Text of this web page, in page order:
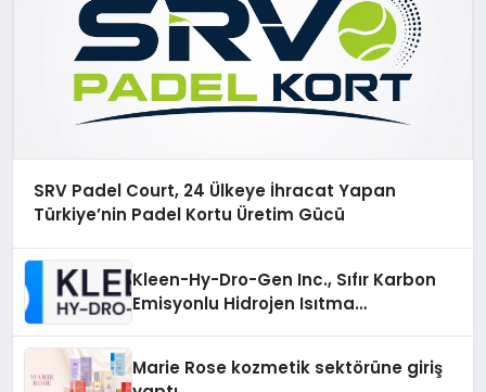
SRV Padel Court, 24 Ülkeye İhracat Yapan
Türkiye’nin Padel Kortu Üretim Gücü
Kleen-Hy-Dro-Gen Inc., Sıfır Karbon
Emisyonlu Hidrojen Isıtma
Marie Rose kozmetik sektörüne giriş